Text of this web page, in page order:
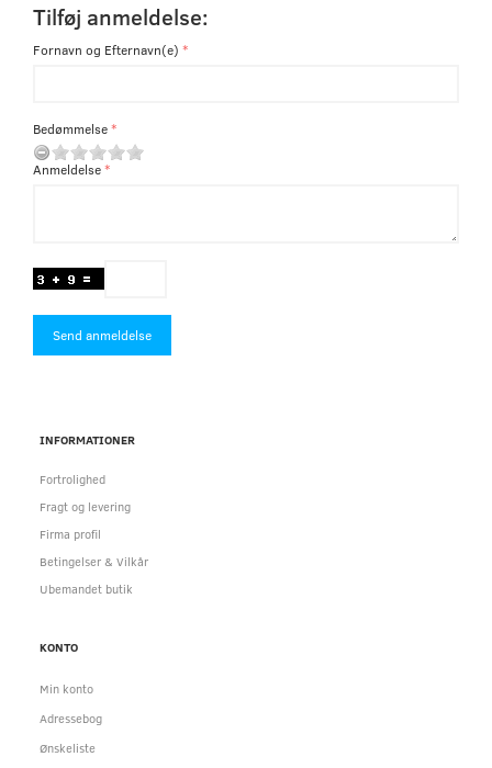
Tilføj anmeldelse:
Fornavn og Efternavn(e)
Bedømmelse
Anmeldelse
Send anmeldelse
INFORMATIONER
Fortrolighed
Fragt og levering
Firma profil
Betingelser & Vilkår
Ubemandet butik
KONTO
Min konto
Adressebog
Ønskeliste